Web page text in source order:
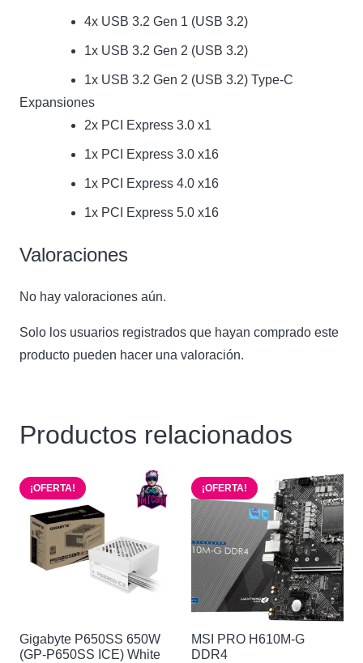
4x USB 3.2 Gen 1 (USB 3.2)
1x USB 3.2 Gen 2 (USB 3.2)
1x USB 3.2 Gen 2 (USB 3.2) Type-C
Expansiones
2x PCI Express 3.0 x1
1x PCI Express 3.0 x16
1x PCI Express 4.0 x16
1x PCI Express 5.0 x16
Valoraciones
No hay valoraciones aún.
Solo los usuarios registrados que hayan comprado este
producto pueden hacer una valoración.
Productos relacionados
¡OFERTA!
Gigabyte P650SS 650W
(GP-P650SS ICE) White
¡OFERTA!
MSI PRO H610M-G
DDR4